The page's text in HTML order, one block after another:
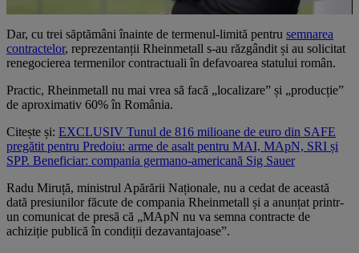
Dar, cu trei săptămâni înainte de termenul-limită pentru semnarea
contractelor, reprezentanții Rheinmetall s-au răzgândit și au solicitat
renegocierea termenilor contractuali în defavoarea statului român.
Practic, Rheinmetall nu mai vrea să facă „localizare” și „producție”
de aproximativ 60% în România.
Citește și: EXCLUSIV Tunul de 816 milioane de euro din SAFE
pregătit pentru Predoiu: arme de asalt pentru MAI, MApN, SRI și
SPP. Beneficiar: compania germano-americană Sig Sauer
Radu Miruță, ministrul Apărării Naționale, nu a cedat de această
dată presiunilor făcute de compania Rheinmetall și a anunțat printr-
un comunicat de presă că „MApN nu va semna contracte de
achiziție publică în condiții dezavantajoase”.